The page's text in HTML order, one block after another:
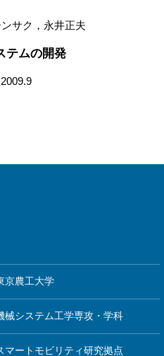
サク，永井正夫
テムの開発
京農工大学
械システム工学専攻・学科
マートモビリティ研究拠点